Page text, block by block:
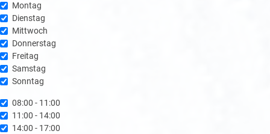
Montag
Dienstag
Mittwoch
Donnerstag
Freitag
Samstag
Sonntag
08:00 - 11:00
11:00 - 14:00
14:00 - 17:00